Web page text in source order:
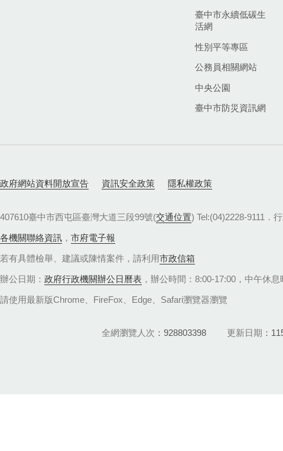
臺中市永續低碳生
活網
性別平等專區
公務員相關網站
中央公園
臺中市防災資訊網
政府網站資料開放宣告 資訊安全政策 隱私權政策
407610臺中市西屯區臺灣大道三段99號(交通位置) Tel:(04)2228-9111．
各機關聯絡資訊 ， 市府電子報
若有具體檢舉、建議或陳情案件，請利用市政信箱
辦公日期： 政府行政機關辦公日曆表 ，辦公時間：8:00-17:00，中午休
請使用最新版Chrome、FireFox、Edge、Safari瀏覽器瀏覽
全網瀏覽人次 928803398 更新日期